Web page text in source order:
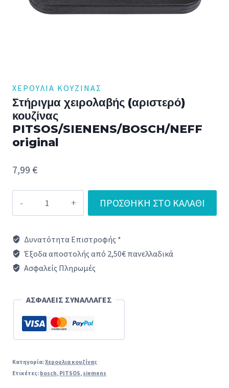
ΧΕΡΟΥΛΙΑ ΚΟΥΖΊΝΑΣ
Στήριγμα χειρολαβής (αριστερό)
κουζίνας
PITSOS/SIENENS/BOSCH/NEFF
original
7,99 €
Στήριγμα
χειρολαβής
κουζίνας
PITSOS/SIENENS/BOSCH/NEFF
ποσότητα
ΠΡΟΣΘΉΚΗ ΣΤΟ ΚΑΛΆΘΙ
Δυνατότητα Επιστροφής *
Έξοδα αποστολής από 2,50€ πανελλαδικά
Ασφαλείς Πληρωμές
ΑΣΦΑΛΕΙΣ ΣΥΝΑΛΛΑΓΕΣ
Κατηγορία:Χερουλια κουζίνας
Ετικέτες: bosch, PITSOS, siemens